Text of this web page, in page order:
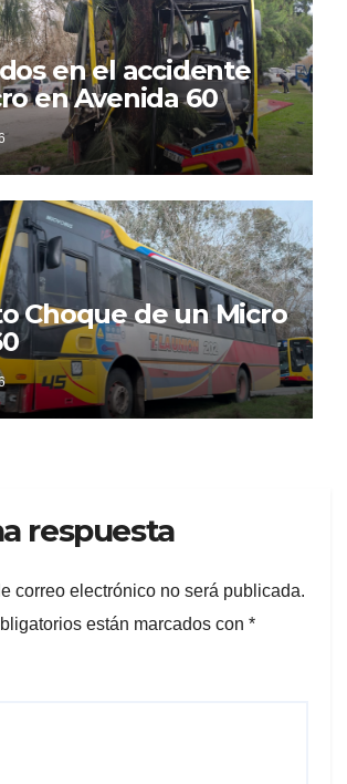
en el accidente
en Avenida 60
Choque de un Micro
respuesta
correo electrónico no será publicada.
están marcados con *